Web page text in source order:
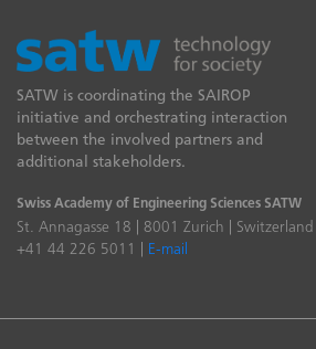
SATW is coordinating the SAIROP
initiative and orchestrating interaction
between the involved partners and
additional stakeholders.
Swiss Academy of Engineering Sciences SATW
St. Annagasse 18 | 8001 Zurich | Switzerland |
+41 44 226 5011 |
E-mail